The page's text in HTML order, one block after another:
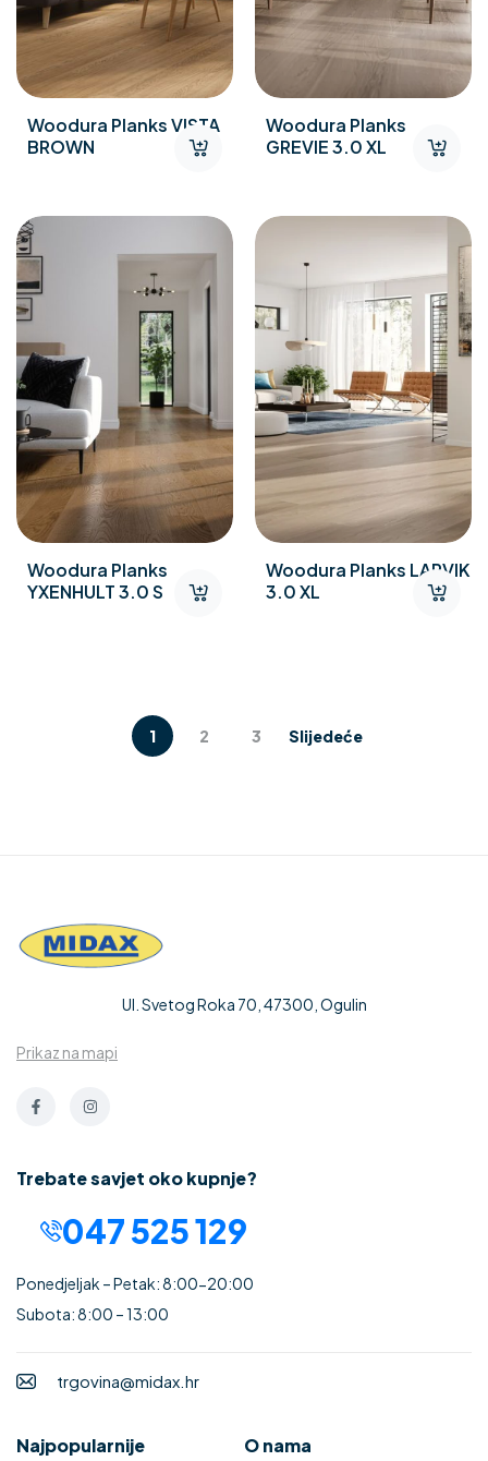
Woodura Planks VISTA
BROWN
Woodura Planks
GREVIE 3.0 XL
Woodura Planks
YXENHULT 3.0 S
Woodura Planks LARVIK
3.0 XL
1 2 3 Slijedeće
Ul. Svetog Roka 70, 47300, Ogulin
Prikaz na mapi
Trebate savjet oko kupnje?
047 525 129
Ponedjeljak – Petak: 8:00-20:00
Subota: 8:00 – 13:00
trgovina@midax.hr
Najpopularnije O nama